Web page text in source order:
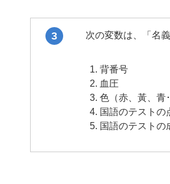
3 次の変数は、「名
背番号
血圧
色（赤、黃、青･
国語のテストの
国語のテストの